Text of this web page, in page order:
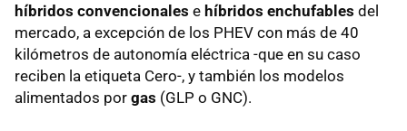
híbridos convencionales e híbridos enchufables del
mercado, a excepción de los PHEV con más de 40
kilómetros de autonomía eléctrica -que en su caso
reciben la etiqueta Cero-, y también los modelos
alimentados por gas (GLP o GNC).